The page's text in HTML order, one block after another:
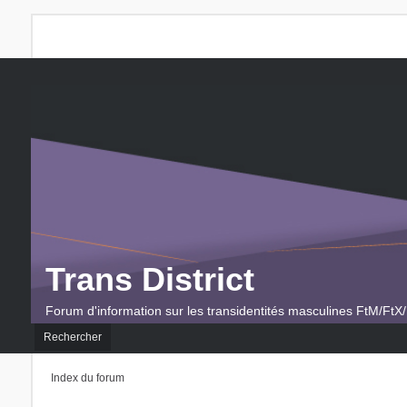
Trans District
Forum d'information sur les transidentités masculines FtM/
Rechercher
Index du forum